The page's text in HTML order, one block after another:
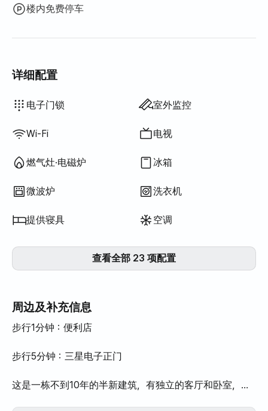
楼内免费停车
详细配置
电子门锁 室外监控
Wi-Fi 电视
燃气灶·电磁炉 冰箱
微波炉 洗衣机
提供寝具 空调
锅炉（城市燃气）
餐桌及椅子
衣柜
沙发
不提供:
钥匙锁
不提供:
保安室·保安
不提供:
灭火器
不提供:
烘干机
不提供:
公用燃气灶·电磁炉
不提供:
公用冰箱
不提供:
公用微波炉
不提供:
公用洗衣机
不提供:
公用烘干机
不提供:
可加寝具
不提供:
办公桌
床垫加垫·折叠床垫
百叶窗
吸尘器
烹饪工具（菜板、刀、剪刀等）
锅具·平底锅
基本餐具（碗、杯等）
电梯
露台
沙发床
不提供: 浴缸
不提供: 智能马桶盖
不提供: 吹风机
不提供: 过滤花洒
不提供: 沐浴露
不提供: 洗发水·护发素
不提供: 香皂
不提供: 卫生纸
不提供: 牙刷
不提供: 牙膏
不提供: 毛巾
不提供: 遮光窗帘
不提供: 扫帚
不提供: 洗衣液
不提供: 衣物柔顺剂
不提供: 洗洁精
不提供: 厨余垃圾袋
不提供: 垃圾袋
不提供: 抹布
不提供: 百洁布
不提供: 电热水壶
不提供: 电饭煲
不提供: 室外烧烤设施
不提供: 免费健身房
不提供: 游泳池
不提供: 免费公共桑拿
不提供: 水疗·按摩浴缸
不提供: 按摩浴缸·桧木浴
不提供: 挂衣架
不提供: 矮餐桌
不提供: 电风扇
不提供: 电热锅炉
不提供: 煤油供暖
不提供: 液化石油气(LPG)
不提供: 可再生能源
不提供: 投影仪
不提供: 有线网络
不提供: 晾衣架
不提供: 熨斗
不提供: 洗烘一体机
查看全部 23 项配置
周边及补充信息
步行1分钟：便利店
步行5分钟：三星电子正门
这是一栋不到10年的半新建筑，有独立的客厅和卧室，甚